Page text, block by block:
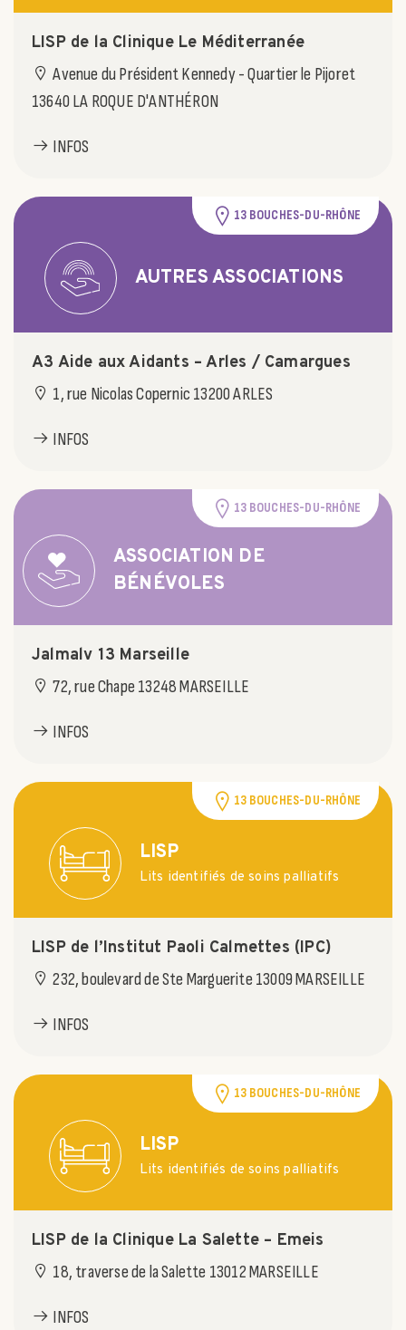
LISP de la Clinique Le Méditerranée
Avenue du Président Kennedy - Quartier le Pijoret
13640 LA ROQUE D'ANTHÉRON
INFOS
AUTRES ASSOCIATIONS
13 BOUCHES-DU-RHÔNE
A3 Aide aux Aidants – Arles / Camargues
1, rue Nicolas Copernic 13200 ARLES
INFOS
ASSOCIATION DE
BÉNÉVOLES
13 BOUCHES-DU-RHÔNE
Jalmalv 13 Marseille
72, rue Chape 13248 MARSEILLE
INFOS
LISP
Lits identifiés de soins palliatifs
13 BOUCHES-DU-RHÔNE
LISP de l’Institut Paoli Calmettes (IPC)
232, boulevard de Ste Marguerite 13009 MARSEILLE
INFOS
LISP
Lits identifiés de soins palliatifs
13 BOUCHES-DU-RHÔNE
LISP de la Clinique La Salette – Emeis
18, traverse de la Salette 13012 MARSEILLE
INFOS